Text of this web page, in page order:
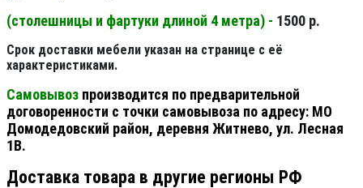
(столешницы и фартуки длиной 4 метра) - 1500 р.
Срок доставки мебели указан на странице с её
характеристиками.
Самовывоз производится по предварительной
договоренности с точки самовывоза по адресу: МО
Домодедовский район, деревня Житнево, ул. Лесная
1В.
Доставка товара в другие регионы РФ